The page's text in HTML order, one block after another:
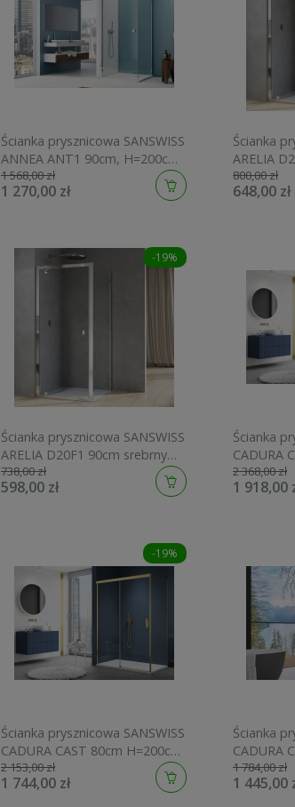
Ścianka prysznicowa SANSWISS
ANNEA ANT1 90cm, H=200cm,
srebrny połysk ANT109005007
1 568,00 zł
1 270,00 zł
Ścianka
ARELIA
800,00 zł
648,00 zł
-19%
Ścianka prysznicowa SANSWISS
ARELIA D20F1 90cm srebrny
polerowany D20F10904007
738,00 zł
598,00 zł
Ścianka
CADURA
H=200cm,
2 368,00 zł
1 918,00
-19%
Ścianka prysznicowa SANSWISS
CADURA CAST 80cm H=200cm,
złoty CAST0801207
2 153,00 zł
1 744,00 zł
Ścianka
CADURA
H=200cm,
1 784,00 zł
1 445,00